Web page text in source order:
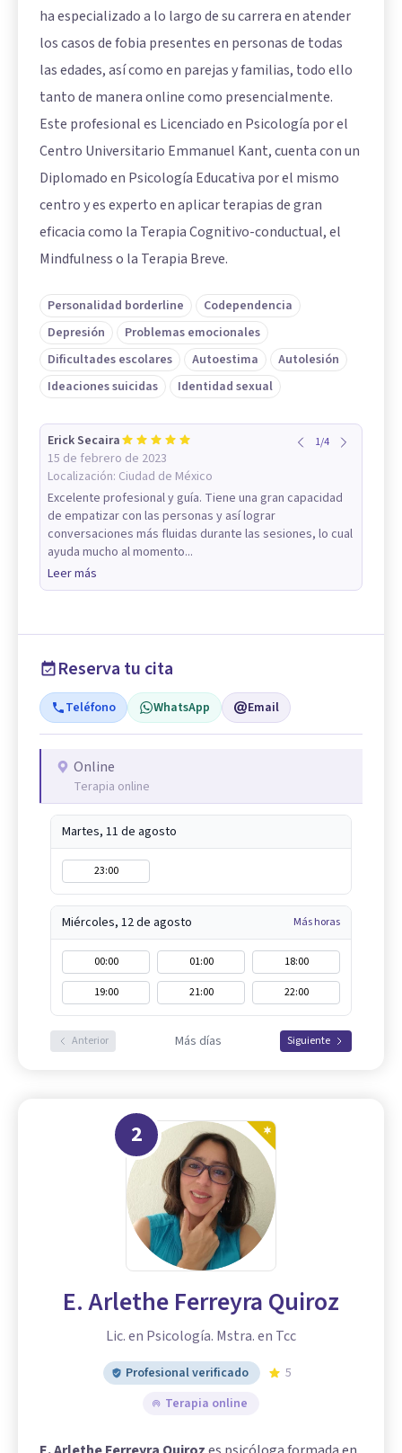
ha especializado a lo largo de su carrera en atender
los casos de fobia presentes en personas de todas
las edades, así como en parejas y familias, todo ello
tanto de manera online como presencialmente.
Este profesional es Licenciado en Psicología por el
Centro Universitario Emmanuel Kant, cuenta con un
Diplomado en Psicología Educativa por el mismo
centro y es experto en aplicar terapias de gran
eficacia como la Terapia Cognitivo-conductual, el
Mindfulness o la Terapia Breve.
Personalidad borderline
Codependencia
Depresión
Problemas emocionales
Dificultades escolares
Autoestima
Autolesión
Ideaciones suicidas
Identidad sexual
Erick Secaira
15 de febrero de 2023
Localización: Ciudad de México
1/4
Excelente profesional y guía. Tiene una gran capacidad
de empatizar con las personas y así lograr
conversaciones más fluidas durante las sesiones, lo cual
ayuda mucho al momento...
Leer más
Reserva tu cita
Teléfono WhatsApp Email
Online
Terapia online
Martes, 11 de agosto
23:00
Miércoles, 12 de agosto Más horas
00:00 01:00
18:00
19:00
21:00 22:00
Anterior Más días Siguiente
2
E. Arlethe Ferreyra Quiroz
Lic. en Psicología. Mstra. en Tcc
Profesional verificado
5
Terapia online